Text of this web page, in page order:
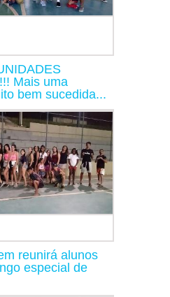
Mais uma
bem sucedida...
reunirá alunos
especial de